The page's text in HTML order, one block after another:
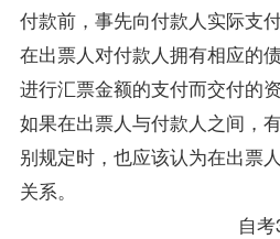
付款前，事先向付款人实际支
在出票人对付款人拥有相应的
进行汇票金额的支付而交付的
如果在出票人与付款人之间，
别规定时，也应该认为在出票
关系。
自